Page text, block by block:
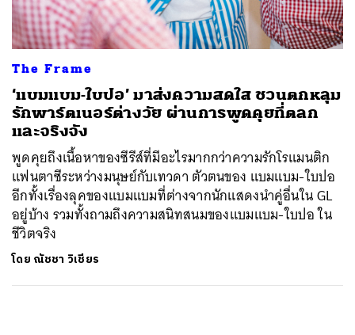
The Frame
‘แบมแบม-ใบปอ’ มาส่งความสดใส ชวนตกหลุม
รักพาร์ตเนอร์ต่างวัย ผ่านการพูดคุยที่ตลก
และจริงจัง
พูดคุยถึงเนื้อหาของซีรีส์ที่มีอะไรมากกว่าความรักโรแมนติก
แฟนตาซีระหว่างมนุษย์กับเทวดา ตัวตนของ แบมแบม-ใบปอ
อีกทั้งเรื่องลุคของแบมแบมที่ต่างจากนักแสดงนำคู่อื่นใน GL
อยู่บ้าง รวมทั้งถามถึงความสนิทสนมของแบมแบม-ใบปอ ใน
ชีวิตจริง
โดย ณัชชา วิเชียร
ค้นหา
SHARE